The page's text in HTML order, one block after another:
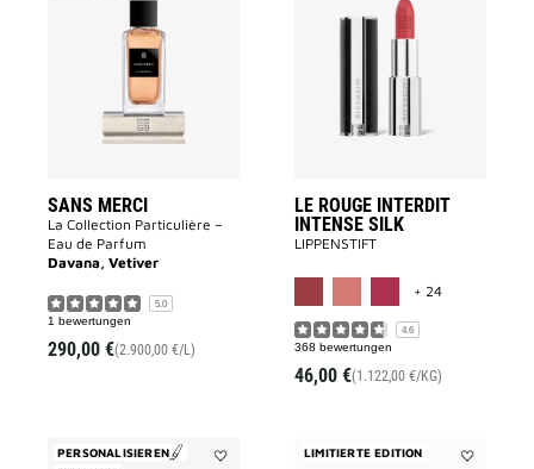
SANS MERCI
La Collection Particulière –
Eau de Parfum
Davana, Vetiver
5.0
1 bewertungen
290,00 €(2.900,00 €/L)
LE ROUGE INTERDIT
INTENSE SILK
LIPPENSTIFT
+ 24
4.6
368 bewertungen
46,00 €(1.122,00 €/KG)
PERSONALISIEREN
LIMITIERTE EDITION